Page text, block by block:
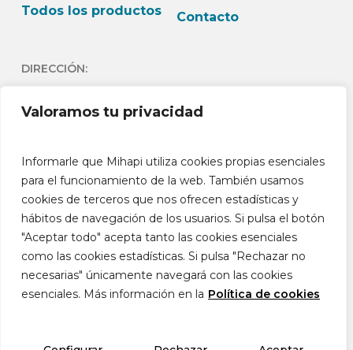
Valoramos tu privacidad
Informarle que Mihapi utiliza cookies propias esenciales
para el funcionamiento de la web. También usamos
cookies de terceros que nos ofrecen estadísticas y
hábitos de navegación de los usuarios. Si pulsa el botón
"Aceptar todo" acepta tanto las cookies esenciales
como las cookies estadísticas. Si pulsa "Rechazar no
necesarias" únicamente navegará con las cookies
esenciales. Más información en la Política de cookies
Todos los productos
Contacto
DIRECCIÓN:
Dch 03730- Jávea -
L-J: 9h-13:30h L-J: 15h –
18:30h V: 9h-14h